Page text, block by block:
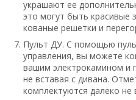
украшают ее
это могут быть красивые
кованые решетки и
Пульт ДУ. С помощью
управления, вы можете
вашим электрокамином и
не вставая с дивана.
комплектуются далеко не